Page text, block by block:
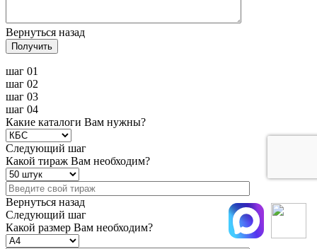
Вернуться назад
Получить
шаг 01
шаг 02
шаг 03
шаг 04
Какие каталоги Вам нужны?
Следующий шаг
Какой тираж Вам необходим?
Вернуться назад
Следующий шаг
Какой размер Вам необходим?